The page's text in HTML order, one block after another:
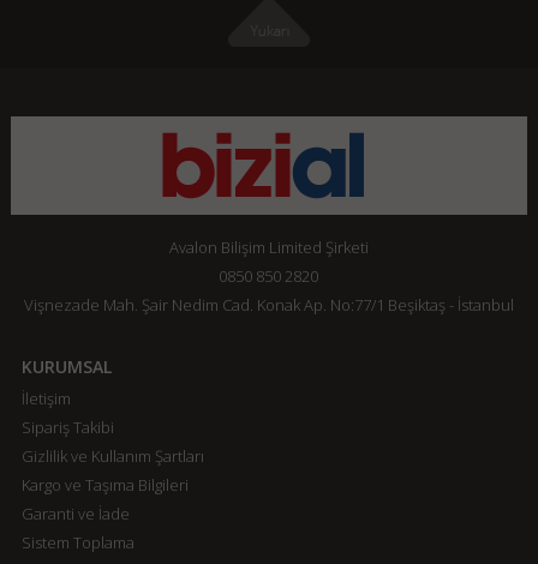
Avalon Bilişim Limited Şirketi
0850 850 2820
Vişnezade Mah. Şair Nedim Cad. Konak Ap. No:77/1 Beşiktaş - İstanbul
KURUMSAL
İletişim
Sipariş Takibi
Gizlilik ve Kullanım Şartları
Kargo ve Taşıma Bilgileri
Garanti ve İade
Sistem Toplama